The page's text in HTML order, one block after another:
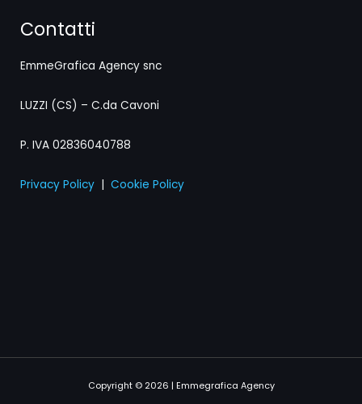
Contatti
EmmeGrafica Agency snc
LUZZI (CS) – C.da Cavoni
P. IVA 02836040788
Privacy Policy | Cookie Policy
Copyright © 2026 | Emmegrafica Agency